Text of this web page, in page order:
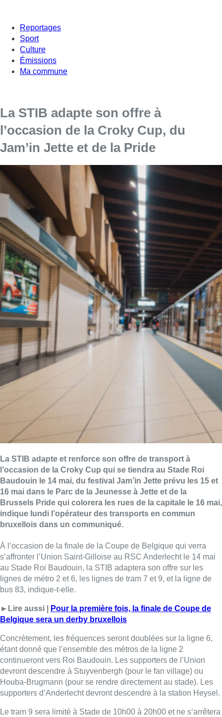
Reportages
Sport
Culture
Émissions
Ma commune
La STIB adapte son offre à
l’occasion de la Croky Cup, du
Jam’in Jette et de la Pride
La STIB adapte et renforce son offre de transport à
l’occasion de la Croky Cup qui se tiendra au Stade Roi
Baudouin le 14 mai, du festival Jam’in Jette prévu les 15 et
16 mai dans le Parc de la Jeunesse à Jette et de la
Brussels Pride qui colorera les rues de la capitale le 16 mai,
indique lundi l’opérateur des transports en commun
bruxellois dans un communiqué.
À l’occasion de la finale de la Coupe de Belgique qui verra
s’affronter l’Union Saint-Gilloise au RSC Anderlecht le 14 mai
au Stade Roi Baudouin, la STIB adaptera son offre sur les
lignes de métro 2 et 6, les lignes de tram 7 et 9, et la ligne de
bus 83, indique-t-elle.
►Lire aussi |
Pour la première fois, la finale de Coupe de
Belgique sera un derby bruxellois
Concrètement, les fréquences seront doublées sur la ligne 6,
étant donné que l’ensemble des métros de la ligne 2
continueront vers Roi Baudouin. Les supporters de l’Union
devront descendre à Stuyvenbergh (pour le fan village) ou
Houba-Brugmann (pour se rendre directement au stade). Les
supporters d’Anderlecht devront descendre à la station Heysel.
Le tram 9 sera limité à Stade de 10h00 à 20h00 et ne s’arrêtera